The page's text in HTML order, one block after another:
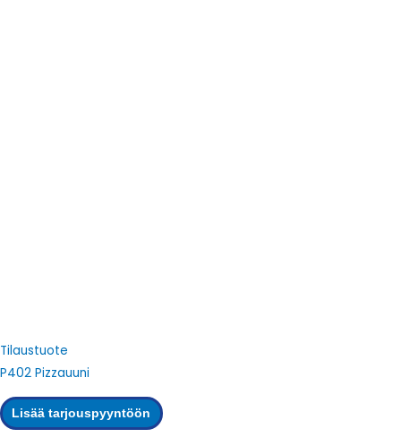
Tilaustuote
P402 Pizzauuni
Lisää tarjouspyyntöön